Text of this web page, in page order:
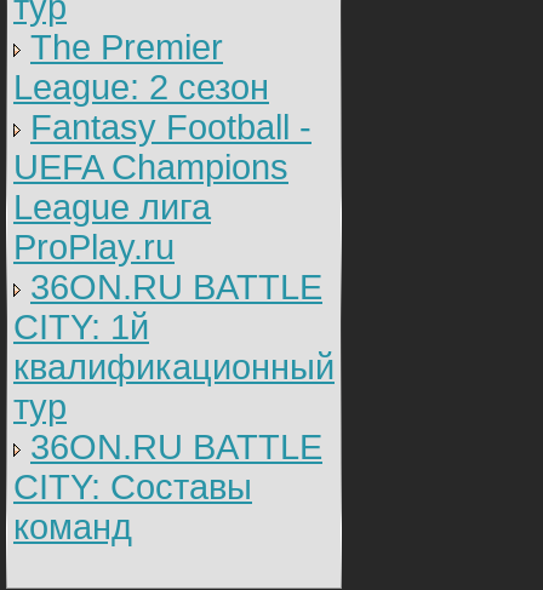
The Premier
League: 2 cезон
Fantasy Football -
UEFA Champions
League лига
ProPlay.ru
36ON.RU BATTLE
CITY: 1й
квалификационный
тур
36ON.RU BATTLE
CITY: Составы
команд